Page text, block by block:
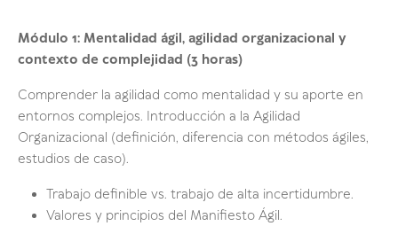
Módulo 1: Mentalidad ágil, agilidad organizacional y
contexto de complejidad (3 horas)
Comprender la agilidad como mentalidad y su aporte en
entornos complejos. Introducción a la Agilidad
Organizacional (definición, diferencia con métodos ágiles,
estudios de caso).
Trabajo definible vs. trabajo de alta incertidumbre.
Valores y principios del Manifiesto Ágil.